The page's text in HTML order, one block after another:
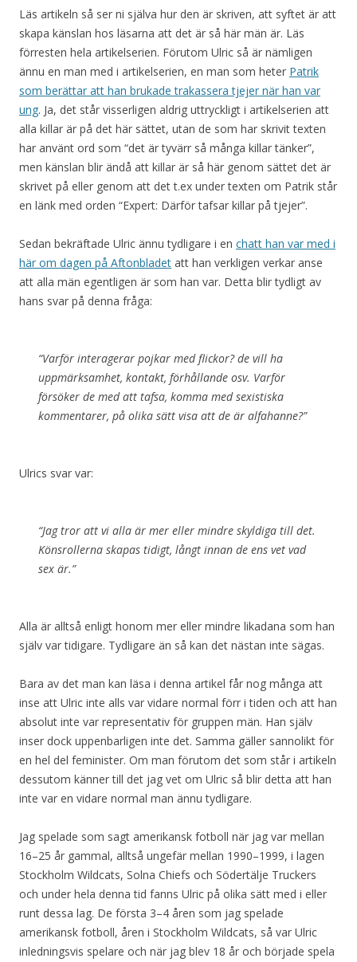
Läs artikeln så ser ni själva hur den är skriven, att syftet är att
skapa känslan hos läsarna att det är så här män är. Läs
förresten hela artikelserien. Förutom Ulric så är nämligen
ännu en man med i artikelserien, en man som heter Patrik
som berättar att han brukade trakassera tjejer när han var
ung. Ja, det står visserligen aldrig uttryckligt i artikelserien att
alla killar är på det här sättet, utan de som har skrivit texten
har använt ord som “det är tyvärr så många killar tänker”,
men känslan blir ändå att killar är så här genom sättet det är
skrivet på eller genom att det t.ex under texten om Patrik står
en länk med orden “Expert: Därför tafsar killar på tjejer”.
Sedan bekräftade Ulric ännu tydligare i en chatt han var med i
här om dagen på Aftonbladet att han verkligen verkar anse
att alla män egentligen är som han var. Detta blir tydligt av
hans svar på denna fråga:
“Varför interagerar pojkar med flickor? de vill ha
uppmärksamhet, kontakt, förhållande osv. Varför
försöker de med att tafsa, komma med sexistiska
kommentarer, på olika sätt visa att de är alfahanne?”
Ulrics svar var:
“Jag tror att vi alla är mer eller mindre skyldiga till det.
Könsrollerna skapas tidigt, långt innan de ens vet vad
sex är.”
Alla är alltså enligt honom mer eller mindre likadana som han
själv var tidigare. Tydligare än så kan det nästan inte sägas.
Bara av det man kan läsa i denna artikel får nog många att
inse att Ulric inte alls var vidare normal förr i tiden och att han
absolut inte var representativ för gruppen män. Han själv
inser dock uppenbarligen inte det. Samma gäller sannolikt för
en hel del feminister. Om man förutom det som står i artikeln
dessutom känner till det jag vet om Ulric så blir detta att han
inte var en vidare normal man ännu tydligare.
Jag spelade som sagt amerikansk fotboll när jag var mellan
16–25 år gammal, alltså ungefär mellan 1990–1999, i lagen
Stockholm Wildcats, Solna Chiefs och Södertälje Truckers
och under hela denna tid fanns Ulric på olika sätt med i eller
runt dessa lag. De första 3–4 åren som jag spelade
amerikansk fotboll, åren i Stockholm Wildcats, så var Ulric
inledningsvis spelare och när jag blev 18 år och började spela